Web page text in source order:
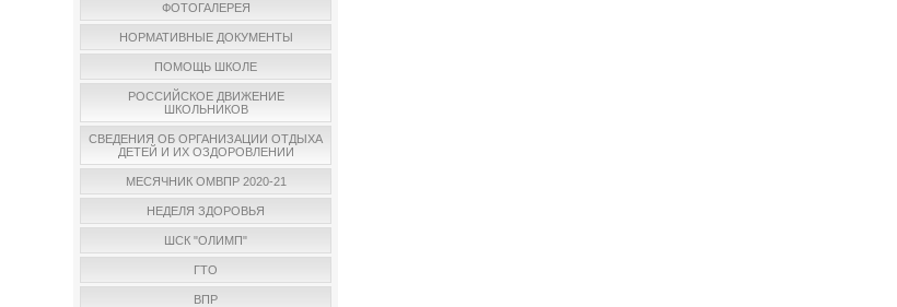
ФОТОГАЛЕРЕЯ
НОРМАТИВНЫЕ ДОКУМЕНТЫ
ПОМОЩЬ ШКОЛЕ
РОССИЙСКОЕ ДВИЖЕНИЕ
ШКОЛЬНИКОВ
СВЕДЕНИЯ ОБ ОРГАНИЗАЦИИ ОТДЫХА
ДЕТЕЙ И ИХ ОЗДОРОВЛЕНИИ
МЕСЯЧНИК ОМВПР 2020-21
НЕДЕЛЯ ЗДОРОВЬЯ
ШСК "ОЛИМП"
ГТО
ВПР